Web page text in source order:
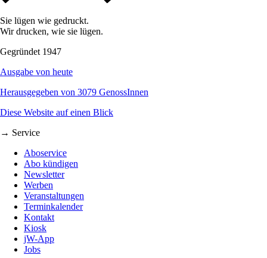
Sie lügen wie gedruckt.
Wir drucken, wie sie lügen.
Gegründet 1947
Ausgabe von heute
Herausgegeben von 3079 GenossInnen
Diese Website auf einen Blick
→ Service
Aboservice
Abo kündigen
Newsletter
Werben
Veranstaltungen
Terminkalender
Kontakt
Kiosk
jW-App
Jobs